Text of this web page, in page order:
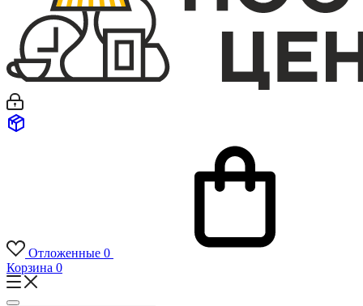
Отложенные 0
Корзина 0